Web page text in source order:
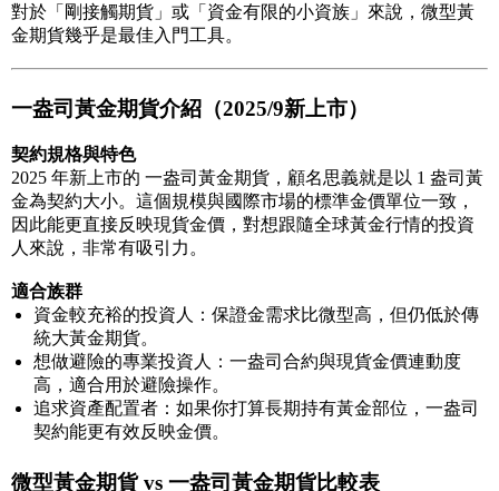
對於「剛接觸期貨」或「資金有限的小資族」來說，微型黃
金期貨幾乎是最佳入門工具。
一盎司黃金期貨介紹（2025/9新上市）
契約規格與特色
2025 年新上市的 一盎司黃金期貨，顧名思義就是以 1 盎司黃
金為契約大小。這個規模與國際市場的標準金價單位一致，
因此能更直接反映現貨金價，對想跟隨全球黃金行情的投資
人來說，非常有吸引力。
適合族群
資金較充裕的投資人：保證金需求比微型高，但仍低於傳
統大黃金期貨。
想做避險的專業投資人：一盎司合約與現貨金價連動度
高，適合用於避險操作。
追求資產配置者：如果你打算長期持有黃金部位，一盎司
契約能更有效反映金價。
微型黃金期貨 vs 一盎司黃金期貨比較表